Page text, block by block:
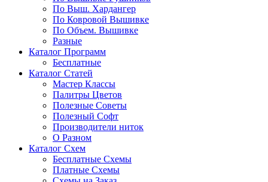
По Выш. Хардангер
По Ковровой Вышивке
По Объем. Вышивке
Разные
Каталог Программ
Бесплатные
Каталог Статей
Мастер Классы
Палитры Цветов
Полезные Советы
Полезный Софт
Производители ниток
О Разном
Каталог Схем
Бесплатные Схемы
Платные Схемы